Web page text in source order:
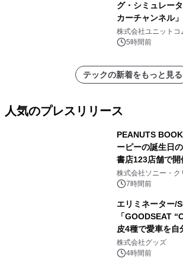
グ・シミュレー
カーチャンネル
Corsa EVO』推
株式会社ユニットコ
5時間前
テックの新着をもっと見る
人気のプレスリリース
PEANUTS
ーピーの誕生日
書店123店舗で開
株式会社ソニー・
7時間前
エリミネーター/
「GOODSEAT
皮4種で愛車を自
株式会社グッズ
4時間前